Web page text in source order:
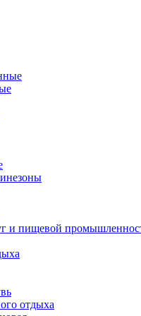
и пищевой
отдыха